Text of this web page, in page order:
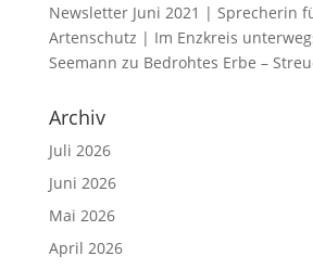
Newsletter Juni 2021 | Sprecherin
Artenschutz | Im Enzkreis
Seemann zu Bedrohtes Erbe –
Archiv
Juli 2026
Juni 2026
Mai 2026
April 2026